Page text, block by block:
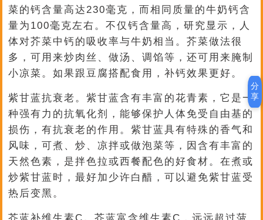
菜的钙含量高达230毫克，而相同质量的牛奶钙含
量为100毫克左右。不仅钙含量高，研究显示，人
体对芥菜中钙的吸收率与牛奶相当。芥菜做法很
多，可用来炒肉丝、做汤、调馅等，还可用来腌制
小凉菜。如果跟豆腐搭配食用，补钙效果更好。
紫甘蓝抗衰老。紫甘蓝含有丰富的花青素，它是一
种强有力的抗氧化剂，能够保护人体免受自由基的
损伤，有抗衰老的作用。紫甘蓝具有特殊的香气和
风味，可煮、炒、凉拌或做泡菜等，因含有丰富的
天然色素，是拌色拉或西餐配色的好食材。在煮或
炒紫甘蓝时，最好加少许白醋，可以避免紫甘蓝受
热后变黑。
分
享